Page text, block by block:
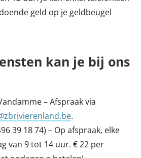
geld op je geldbeugel
kan je bij ons
– Afspraak via
.
39 18 74) – Op afspraak, elke
van 9 tot 14 uur. € 22 per